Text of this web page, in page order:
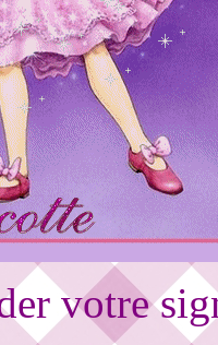
votre